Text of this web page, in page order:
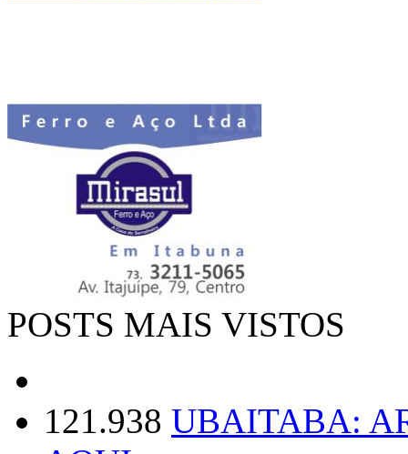
POSTS MAIS VISTOS
121.938 UBAITABA: